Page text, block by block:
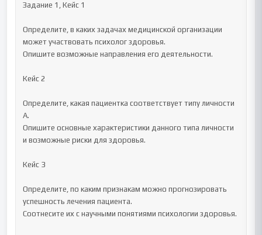
Задание 1, Кейс 1
Определите, в каких задачах медицинской организации
может участвовать психолог здоровья.
Опишите возможные направления его деятельности.
Кейс 2
Определите, какая пациентка соответствует типу личности
А.
Опишите основные характеристики данного типа личности
и возможные риски для здоровья.
Кейс 3
Определите, по каким признакам можно прогнозировать
успешность лечения пациента.
Соотнесите их с научными понятиями психологии здоровья.